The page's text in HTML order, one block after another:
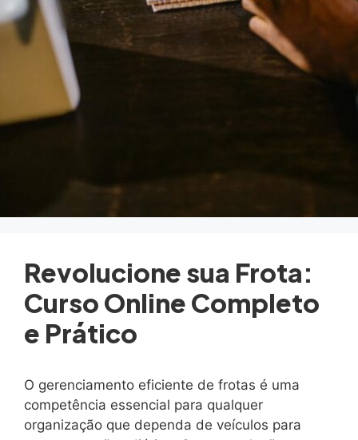
Revolucione sua Frota:
Curso Online Completo
e Prático
O gerenciamento eficiente de frotas é uma
competência essencial para qualquer
organização que dependa de veículos para